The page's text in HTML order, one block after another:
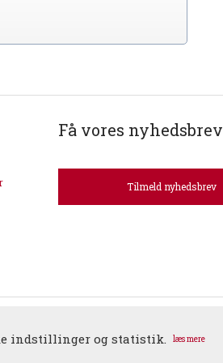
Få vores nyhedsbrev
Tilmeld nyhedsbrev
|
indstillinger og statistik. læs mere